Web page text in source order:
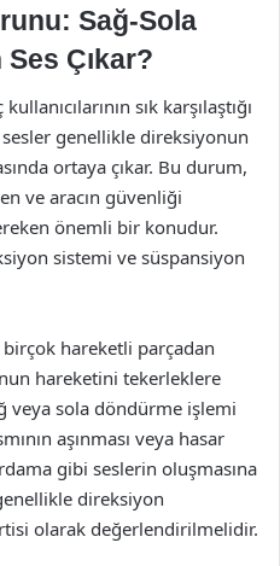
Sağ-Sola
Ses Çıkar?
sık karşılaştığı
genellikle direksiyonun
ortaya çıkar. Bu durum,
ve aracın güvenliği
önemli bir konudur.
sistemi ve süspansiyon
hareketli parçadan
hareketini tekerleklere
veya sola döndürme işlemi
aşınması veya hasar
gibi seslerin oluşmasına
direksiyon
olarak değerlendirilmelidir.